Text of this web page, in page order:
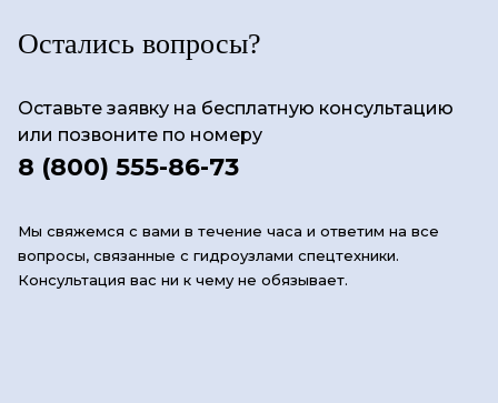
Остались вопросы?
Оставьте заявку на бесплатную консультацию
или позвоните по номеру
8 (800) 555-86-73
Мы свяжемся с вами в течение часа и ответим на все
вопросы, связанные с гидроузлами спецтехники.
Консультация вас ни к чему не обязывает.